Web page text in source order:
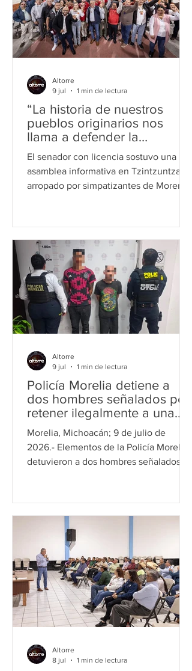
desaparecer las policías municipales y
transferir las funciones de seguridad a
la Guardia Nacional representa, a decir
del dirigente estatal del PRI e
“La historia de nuestros
pueblos originarios nos
llama a defender la
soberanía”: Morón
El senador con licencia sostuvo una
asamblea informativa en Tzintzuntzan,
arropado por simpatizantes de Morena,
Mich., a 09 de julio de 2026.- Desde la
capital del Imperio P'urhépecha,
Tzintzuntzan, el senador con licencia
Raúl Morón Orozco, señaló que la
historia de los pueblos originarios llama
a las y los michoacanos a defender la
soberanía nacional. Como parte sus
responsabilidades como aspirante a
Altorre
9 jul
1 min de lectura
Policía Morelia detiene a
dos hombres señalados por
retener ilegalmente a una
joven durante varios días
Morelia, Michoacán; 9 de julio de
2026.- Elementos de la Policía Morelia
detuvieron a dos hombres señalados
luego de atender un reporte de
emergencia emitido a través del C5i.
De acuerdo con el informe policial, los
agentes acudieron a la colonia Adolfo
López Mateos tras recibir la alerta y
localizaron a la víctima, quien aseguró
haber escapado de un domicilio donde
presuntamente permaneció retenida
Altorre
9 jul
1 min de lectura
Altorre
8 jul
1 min de lectura